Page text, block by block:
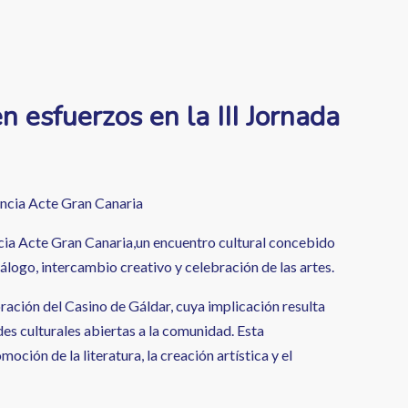
esfuerzos en la III Jornada
Acte Gran Canaria
Acte Gran Canaria,un encuentro cultural concebido
intercambio creativo y celebración de las artes.
del Casino de Gáldar, cuya implicación resulta
culturales abiertas a la comunidad. Esta
de la literatura, la creación artística y el